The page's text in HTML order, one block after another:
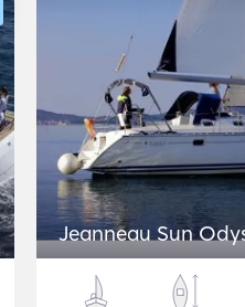
Jeanneau Sun